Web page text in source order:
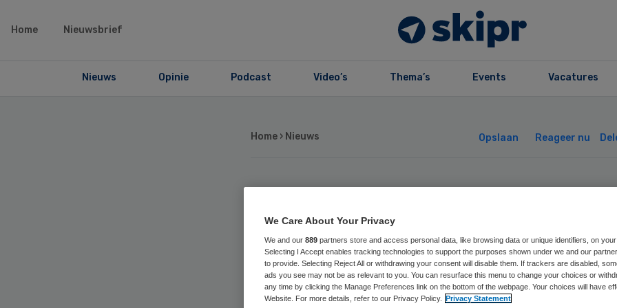
Home Nieuwsbrief
Nieuws Opinie Podcast Video’s Thema’s Events Vacatures
Home › Nieuws Opslaan Reageer nu
Van Rijn: pgb
voorlopig nog bij
We Care About Your Privacy
We and our 889 partners store and access personal data, like browsing data or unique identifiers, on
Selecting I Accept enables tracking technologies to support the purposes shown under we and our
to provide. Selecting Reject All or withdrawing your consent will disable them. If trackers are disabled,
ads you see may not be as relevant to you. You can resurface this menu to change your choices or
any time by clicking the Manage Preferences link on the bottom of the webpage. Your choices will have
Website. For more details, refer to our Privacy Policy. Privacy Statement